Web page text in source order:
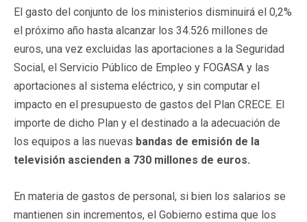
El gasto del conjunto de los ministerios disminuirá el 0,2%
el próximo año hasta alcanzar los 34.526 millones de
euros, una vez excluidas las aportaciones a la Seguridad
Social, el Servicio Público de Empleo y FOGASA y las
aportaciones al sistema eléctrico, y sin computar el
impacto en el presupuesto de gastos del Plan CRECE. El
importe de dicho Plan y el destinado a la adecuación de
los equipos a las nuevas bandas de emisión de la
televisión ascienden a 730 millones de euros.
En materia de gastos de personal, si bien los salarios se
mantienen sin incrementos, el Gobierno estima que los